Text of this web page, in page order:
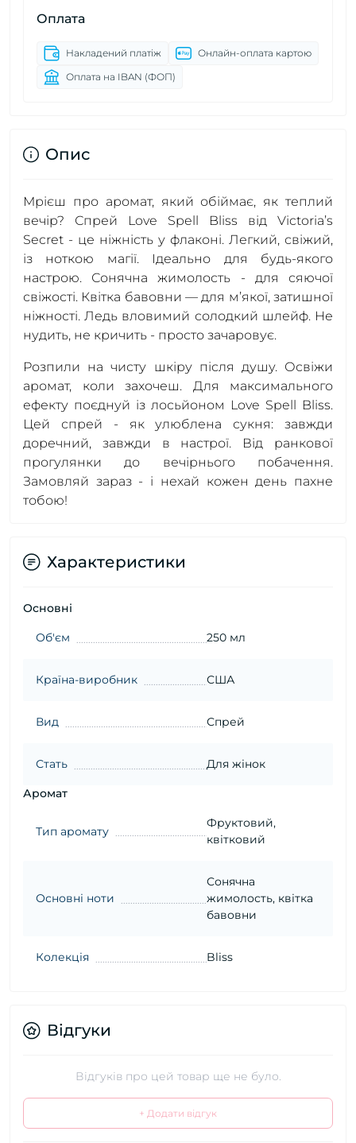
Оплата
Накладений платіж
Онлайн-оплата картою
Оплата на IBAN (ФОП)
Опис
Мрієш про аромат, який обіймає, як теплий
вечір? Спрей Love Spell Bliss від Victoria’s
Secret - це ніжність у флаконі. Легкий, свіжий,
із ноткою магії. Ідеально для будь-якого
настрою. Сонячна жимолость - для сяючої
свіжості. Квітка бавовни — для м’якої, затишної
ніжності. Ледь вловимий солодкий шлейф. Не
нудить, не кричить - просто зачаровує.
Розпили на чисту шкіру після душу. Освіжи
аромат, коли захочеш. Для максимального
ефекту поєднуй із лосьйоном Love Spell Bliss.
Цей спрей - як улюблена сукня: завжди
доречний, завжди в настрої. Від ранкової
прогулянки до вечірнього побачення.
Замовляй зараз - і нехай кожен день пахне
тобою!
Характеристики
Основні
Об'єм 250 мл
Країна-виробник США
Вид Спрей
Стать Для жінок
Аромат
Тип аромату
Фруктовий,
квітковий
Основні ноти
Сонячна
жимолость, квітка
бавовни
Колекція Bliss
Відгуки
Відгуків про цей товар ще не було.
+ Додати відгук